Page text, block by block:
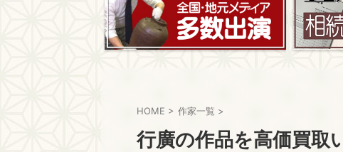
HOME > 作家一覧 >
行廣の作品を高価買取